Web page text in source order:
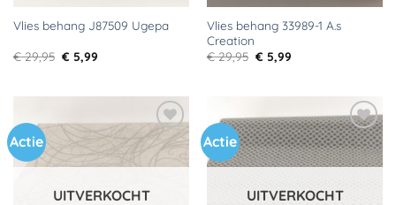
Vlies behang J87509 Ugepa
€29,95 Oorspronkelijke
prijs
€ 5,99Huidige
Vlies behang 33989-1 A.s
Creation
€29,95 Oorspronkelijke
prijs
€ 5,99Huidige
Actie
Toevoegen
aan
verlanglijst
UITVERKOCHT
Actie
Toevoegen
aan
verlanglijst
UITVERKOCHT